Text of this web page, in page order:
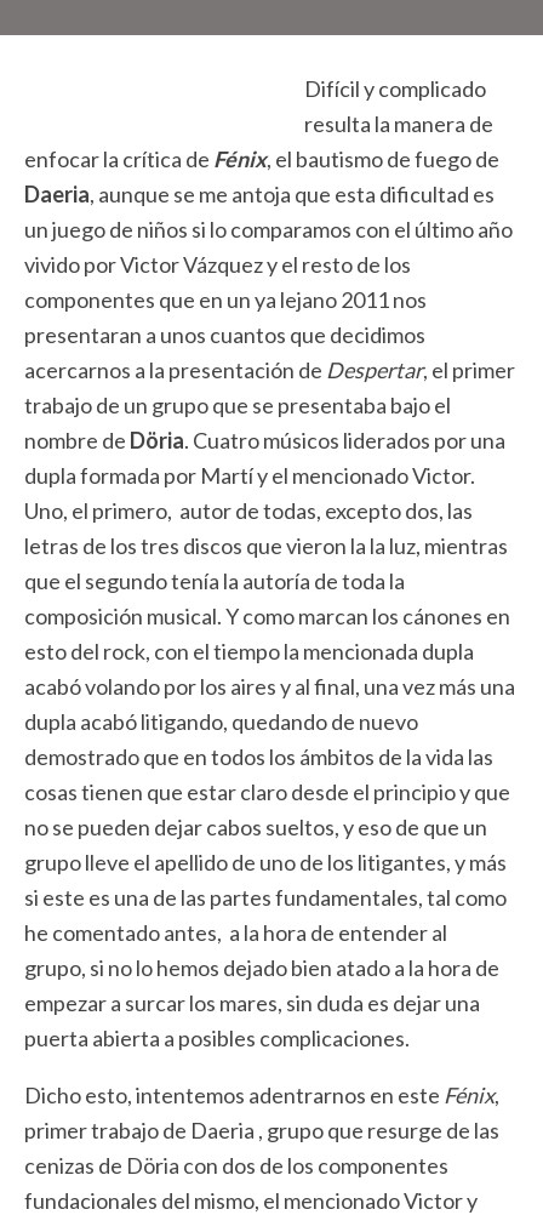
Difícil y complicado
resulta la manera de
enfocar la crítica de Fénix, el bautismo de fuego de
Daeria, aunque se me antoja que esta dificultad es
un juego de niños si lo comparamos con el último año
vivido por Victor Vázquez y el resto de los
componentes que en un ya lejano 2011 nos
presentaran a unos cuantos que decidimos
acercarnos a la presentación de Despertar, el primer
trabajo de un grupo que se presentaba bajo el
nombre de Döria. Cuatro músicos liderados por una
dupla formada por Martí y el mencionado Victor.
Uno, el primero, autor de todas, excepto dos, las
letras de los tres discos que vieron la la luz, mientras
que el segundo tenía la autoría de toda la
composición musical. Y como marcan los cánones en
esto del rock, con el tiempo la mencionada dupla
acabó volando por los aires y al final, una vez más una
dupla acabó litigando, quedando de nuevo
demostrado que en todos los ámbitos de la vida las
cosas tienen que estar claro desde el principio y que
no se pueden dejar cabos sueltos, y eso de que un
grupo lleve el apellido de uno de los litigantes, y más
si este es una de las partes fundamentales, tal como
he comentado antes, a la hora de entender al
grupo, si no lo hemos dejado bien atado a la hora de
empezar a surcar los mares, sin duda es dejar una
puerta abierta a posibles complicaciones.
Dicho esto, intentemos adentrarnos en este Fénix,
primer trabajo de Daeria , grupo que resurge de las
cenizas de Döria con dos de los componentes
fundacionales del mismo, el mencionado Victor y